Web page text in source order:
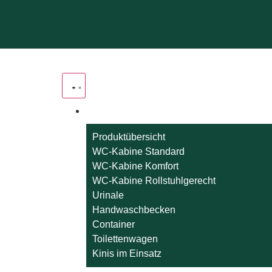
Produktübersicht
WC-Kabine Standard
WC-Kabine Komfort
WC-Kabine Rollstuhlgerecht
Urinale
Handwaschbecken
Container
Toilettenwagen
Kinis im Einsatz